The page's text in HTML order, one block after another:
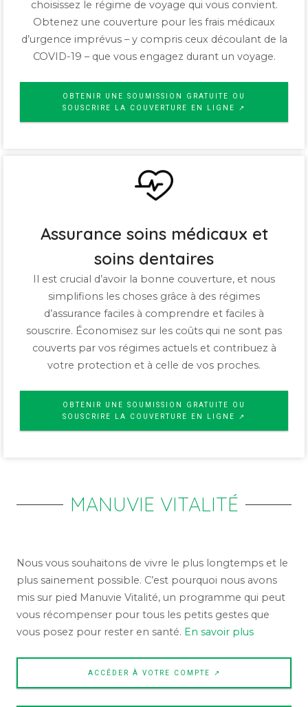
choisissez le régime de voyage qui vous convient.
Obtenez une couverture pour les frais médicaux
d’urgence imprévus – y compris ceux découlant de la
COVID-19 – que vous engagez durant un voyage.
OBTENIR UNE SOUMISSION GRATUITE OU
SOUSCRIRE LA COUVERTURE EN LIGNE ↗
Assurance soins médicaux et
soins dentaires
Il est crucial d’avoir la bonne couverture, et nous
simplifions les choses grâce à des régimes
d’assurance faciles à comprendre et faciles à
souscrire. Économisez sur les coûts qui ne sont pas
couverts par vos régimes actuels et contribuez à
votre protection et à celle de vos proches.
OBTENIR UNE SOUMISSION GRATUITE OU
SOUSCRIRE LA COUVERTURE EN LIGNE ↗
MANUVIE VITALITÉ
Nous vous souhaitons de vivre le plus longtemps et le
plus sainement possible. C’est pourquoi nous avons
mis sur pied Manuvie Vitalité, un programme qui peut
vous récompenser pour tous les petits gestes que
vous posez pour rester en santé. En savoir plus
ACCÉDER À VOTRE COMPTE ↗